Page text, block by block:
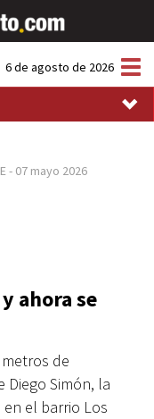
6 de agosto de 2026
- 07 mayo 2026
ahora se
de
Simón, la
el barrio Los